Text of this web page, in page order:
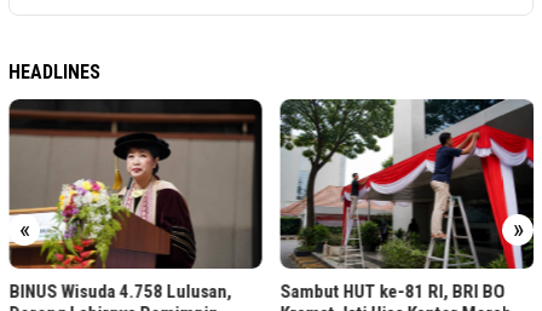
HEADLINES
« »
BINUS Wisuda 4.758 Lulusan,
Sambut HUT ke-81 RI, BRI BO